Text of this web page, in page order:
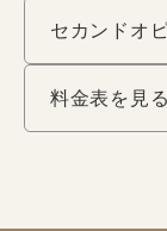
セカンドオ
料金表を見る